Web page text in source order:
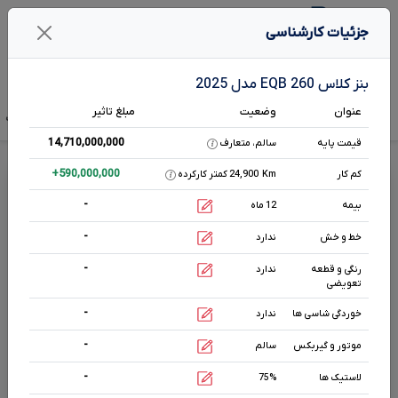
تخمین قیمت قیمت صفر تحلیل بازار هم رده‌ها‌ مشخصات
قیمت بنز کلاس EQB
260
مشخصات بیشتر
0cc
جزئیات کارشناسی
بنز کلاس EQB 260 مدل 2025
عنوان وضعیت مبلغ تاثیر
قیمت پایه سالم، متعارف 14,710,000,000
کم کار Km 24,900 کمتر کارکرده 590,000,000
+
بیمه 12 ماه -
خط و خش ندارد -
رنگی و قطعه
تعویضی
ندارد -
خوردگی شاسی ها ندارد -
موتور و گیربکس سالم -
لاستیک ها 75%
-